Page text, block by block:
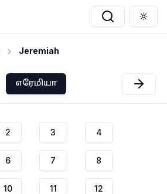
Jeremiah
எரேமியா
2 3 4
6 7 8
10 11 12